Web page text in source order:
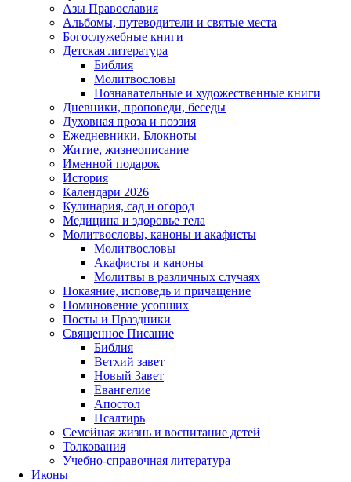
Азы Православия
Альбомы, путеводители и святые места
Богослужебные книги
Детская литература
Библия
Молитвословы
Познавательные и художественные книги
Дневники, проповеди, беседы
Духовная проза и поэзия
Ежедневники, Блокноты
Житие, жизнеописание
Именной подарок
История
Календари 2026
Кулинария, сад и огород
Медицина и здоровье тела
Молитвословы, каноны и акафисты
Молитвословы
Акафисты и каноны
Молитвы в различных случаях
Покаяние, исповедь и причащение
Поминовение усопших
Посты и Праздники
Священное Писание
Библия
Ветхий завет
Новый Завет
Евангелие
Апостол
Псалтирь
Семейная жизнь и воспитание детей
Толкования
Учебно-справочная литература
Иконы